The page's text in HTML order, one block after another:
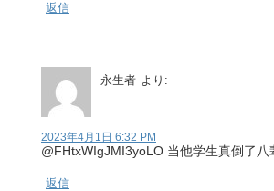
返信
永生者 より:
2023年4月1日 6:32 PM
@FHtxWIgJMI3yoLO 当他学生真倒了八
返信